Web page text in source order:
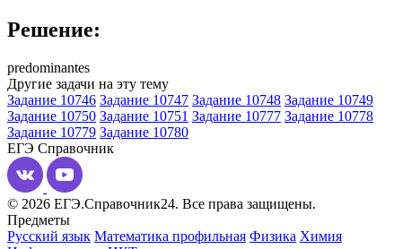
Решение:
predominantes
Другие задачи на эту тему
Задание 10746 Задание 10747 Задание 10748 Задание 10749
Задание 10750 Задание 10751 Задание 10777 Задание 10778
Задание 10779 Задание 10780
ЕГЭ Справочник
© 2026 ЕГЭ.Справочник24. Все права защищены.
Предметы
Русский язык Математика профильная Физика Химия